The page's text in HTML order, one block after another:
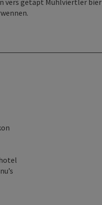
vers getapt Mühlviertler